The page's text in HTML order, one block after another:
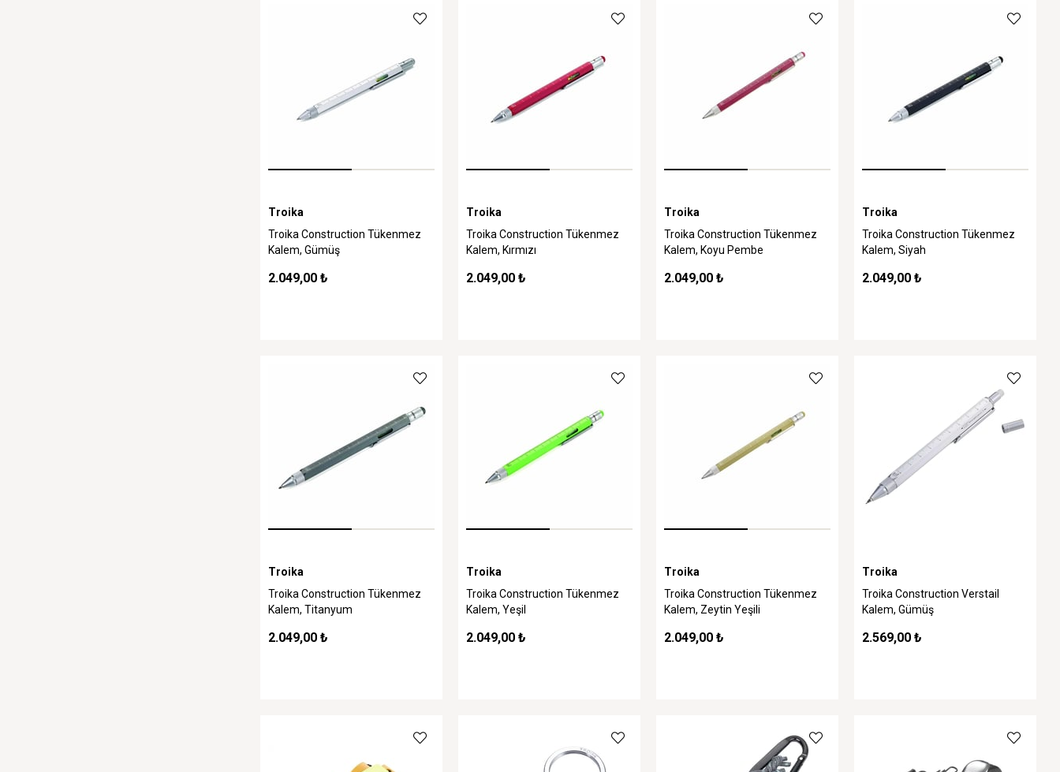
Troika
Troika Construction Tükenmez
Kalem, Gümüş
2.049,00 ₺
Troika
Troika Construction Tükenmez
Kalem, Kırmızı
2.049,00 ₺
Troika
Troika Construction Tükenmez
Kalem, Koyu Pembe
2.049,00 ₺
Troika
Troika Construction Tükenmez
Kalem, Siyah
2.049,00 ₺
Troika
Troika Construction Tükenmez
Kalem, Titanyum
2.049,00 ₺
Troika
Troika Construction Tükenmez
Kalem, Yeşil
2.049,00 ₺
Troika
Troika Construction Tükenmez
Kalem, Zeytin Yeşili
2.049,00 ₺
Troika
Troika Construction Verstail
Kalem, Gümüş
2.569,00 ₺